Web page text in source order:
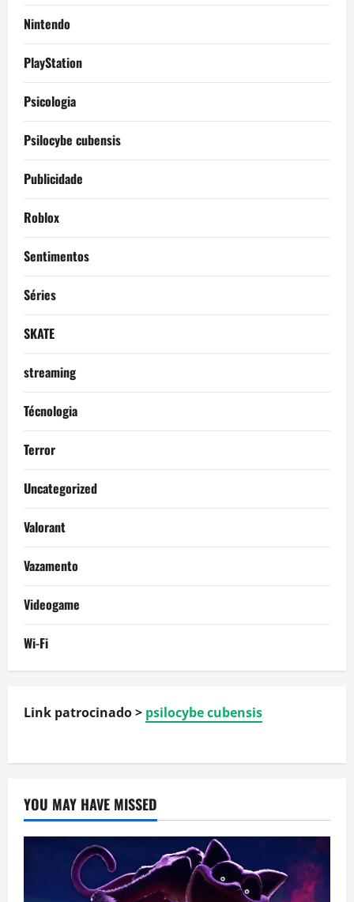
Nintendo
PlayStation
Psicologia
Psilocybe cubensis
Publicidade
Roblox
Sentimentos
Séries
SKATE
streaming
Técnologia
Terror
Uncategorized
Valorant
Vazamento
Videogame
Wi-Fi
Link patrocinado > psilocybe cubensis
YOU MAY HAVE MISSED